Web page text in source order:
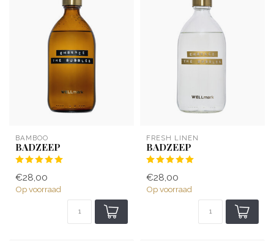
BAMBOO
BADZEEP
€28,00
Op voorraad
FRESH LINEN
BADZEEP
€28,00
Op voorraad